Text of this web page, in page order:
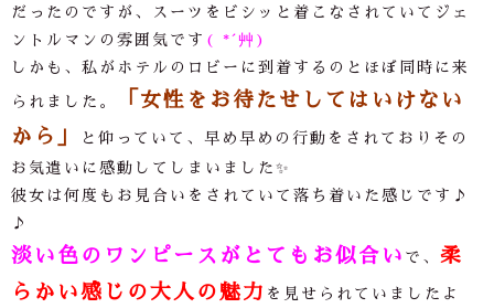
だったのですが、スーツをビシッと着こなされていてジェ
ントルマンの雰囲気です ( *´艸 )
しかも、私がホテルのロビーに到着するのとほぼ同時に来
られました。
「女性をお待たせしてはいけない
から」
と仰っていて、早め早めの行動をされておりその
お気遣いに感動してしまいました✨
彼女は何度もお見合いをされていて落ち着いた感じです ♪
♪
淡い色のワンピースがとてもお似合い で、 柔
らかい感じの大人の魅力 を見せられていましたよ